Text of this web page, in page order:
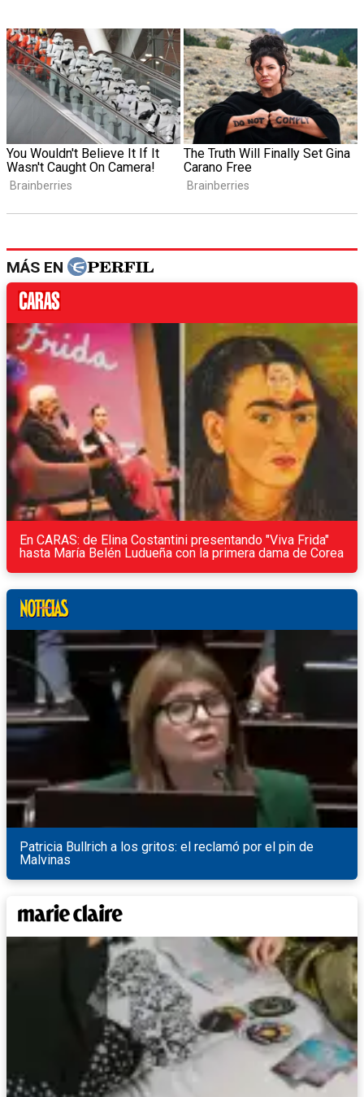
MÁS EN
En CARAS: de Elina Costantini presentando "Viva Frida"
hasta María Belén Ludueña con la primera dama de Corea
Patricia Bullrich a los gritos: el reclamó por el pin de
Malvinas